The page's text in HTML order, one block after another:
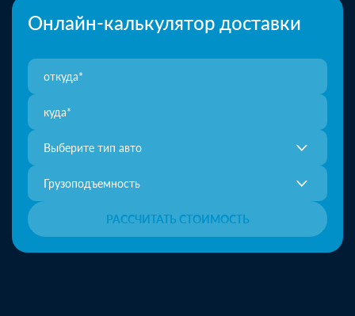
Онлайн-калькулятор доставки
Выберите тип авто
Грузоподъемность
РАССЧИТАТЬ СТОИМОСТЬ